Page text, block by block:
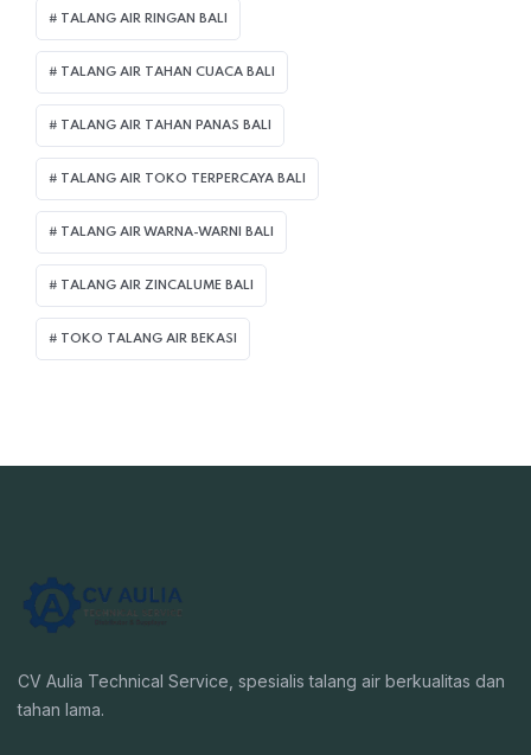
TALANG AIR RINGAN BALI
TALANG AIR TAHAN CUACA BALI
TALANG AIR TAHAN PANAS BALI
TALANG AIR TOKO TERPERCAYA BALI
TALANG AIR WARNA-WARNI BALI
TALANG AIR ZINCALUME BALI
TOKO TALANG AIR BEKASI
CV Aulia Technical Service, spesialis talang air berkualitas dan
tahan lama.